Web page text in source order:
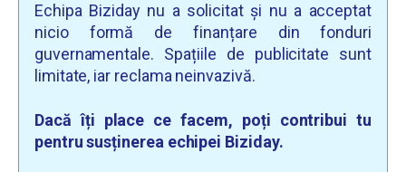
Echipa Biziday nu a solicitat și nu a acceptat
nicio formă de finanțare din fonduri
guvernamentale. Spațiile de publicitate sunt
limitate, iar reclama neinvazivă.
Dacă îți place ce facem, poți contribui tu
pentru susținerea echipei Biziday.